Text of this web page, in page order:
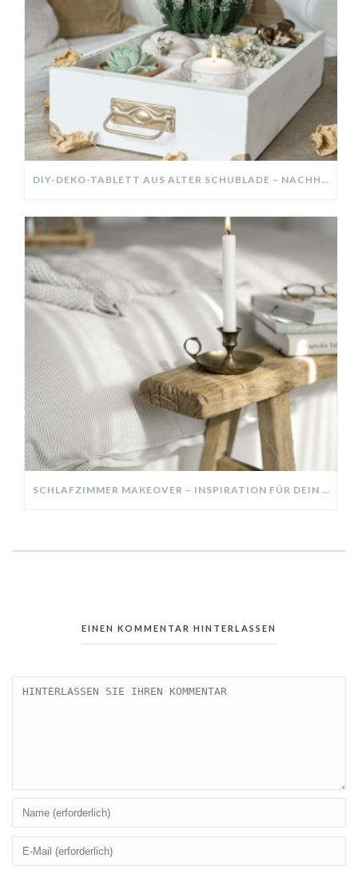
DIY-DEKO-TABLETT AUS ALTER SCHUBLADE – NACHHALTIGE HERBSTDEKO SELBER MACHEN!
SCHLAFZIMMER MAKEOVER – INSPIRATION FÜR DEIN SCHLAFZIMMER: AUS ALT MACH NEU – HELL, GEMÜTLICH UND EINLADEND
EINEN KOMMENTAR HINTERLASSEN